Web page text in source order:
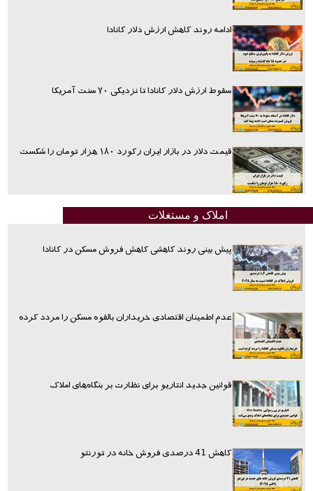
ادامه روند کاهش ارزش دلار کانادا
سقوط ارزش دلار کانادا تا نزدیکی ۷۰ سنت آمریکا
قیمت دلار در بازار ایران رکورد ۱۸۰ هزار تومان را شکست
املاک و مستغلات
پیش بینی روند کاهشی کاهش فروش مسکن در کانادا
عدم اطمینان اقتصادی خریداران بالقوه مسکن را مردد کرده
قوانین جدید انتاریو برای نظارت بر بنگاه‌های املاک
کاهش 41 درصدی فروش خانه در تورنتو